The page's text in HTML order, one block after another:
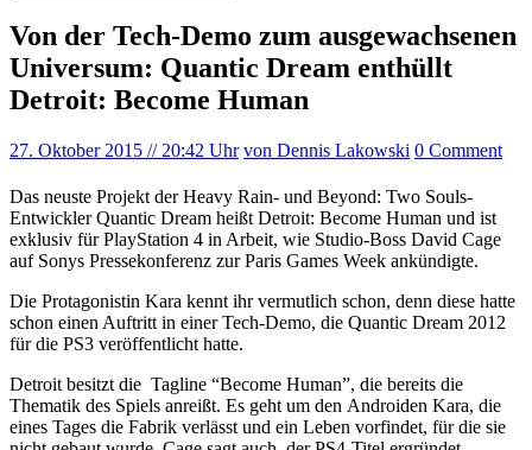
Von der Tech-Demo zum ausgewachsenen
Universum: Quantic Dream enthüllt
Detroit: Become Human
27. Oktober 2015 // 20:42 Uhr von Dennis Lakowski 0 Comment
Das neuste Projekt der Heavy Rain- und Beyond: Two Souls-
Entwickler Quantic Dream heißt Detroit: Become Human und ist
exklusiv für PlayStation 4 in Arbeit, wie Studio-Boss David Cage
auf Sonys Pressekonferenz zur Paris Games Week ankündigte.
Die Protagonistin Kara kennt ihr vermutlich schon, denn diese hatte
schon einen Auftritt in einer Tech-Demo, die Quantic Dream 2012
für die PS3 veröffentlicht hatte.
Detroit besitzt die Tagline “Become Human”, die bereits die
Thematik des Spiels anreißt. Es geht um den Androiden Kara, die
eines Tages die Fabrik verlässt und ein Leben vorfindet, für die sie